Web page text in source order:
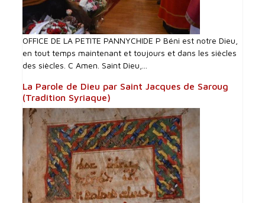
OFFICE DE LA PETITE PANNYCHIDE P Béni est notre Dieu,
en tout temps maintenant et toujours et dans les siècles
des siècles. C Amen. Saint Dieu,...
La Parole de Dieu par Saint Jacques de Saroug
(Tradition Syriaque)